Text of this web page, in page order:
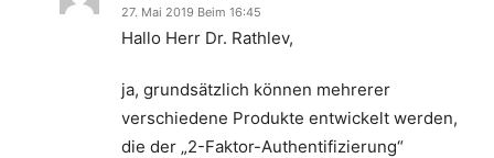
27. Mai 2019 Beim 16:45
Hallo Herr Dr. Rathlev,
ja, grundsätzlich können mehrerer
verschiedene Produkte entwickelt werden,
die der „2-Faktor-Authentifizierung“